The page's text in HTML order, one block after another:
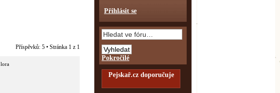
Příspěvků: 5 • Stránka 1 z 1
lora
Přihlásit se
Pokročilé
Pejskař.cz doporučuje